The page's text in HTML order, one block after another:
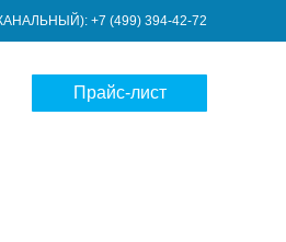
+7 (499) 394-42-72
Прайс-лист